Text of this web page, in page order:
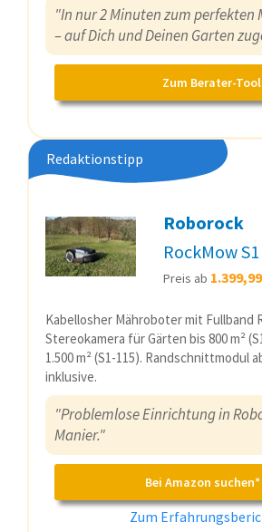
"In nur 2 Minuten zum perfekten
– auf Dich und Deinen Garten
Zum Berater-Tool
Redaktionstipp
Roborock
RockMow S1
Preis ab
Kabellosher Mähroboter mit Fullband
Stereokamera für Gärten bis 800 m²
1.500 m² (S1-115). Randschnittmodul
inklusive.
"Problemlose Einrichtung in
Manier."
Bei Amazon suchen*
Zum